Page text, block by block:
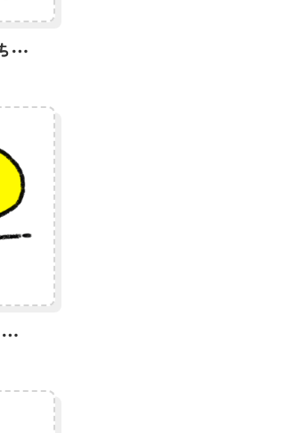
ハイハイを始めた赤ちゃんのイラスト
ポテトサラダを食べるひよこのイラスト